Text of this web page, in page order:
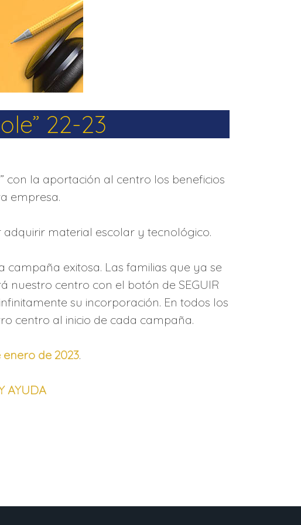
22-23
con la aportación al centro los beneficios
empresa.
material escolar y tecnológico.
exitosa. Las familias que ya se
nuestro centro con el botón de SEGUIR
su incorporación. En todos los
centro al inicio de cada campaña.
de 2023.
AYUDA